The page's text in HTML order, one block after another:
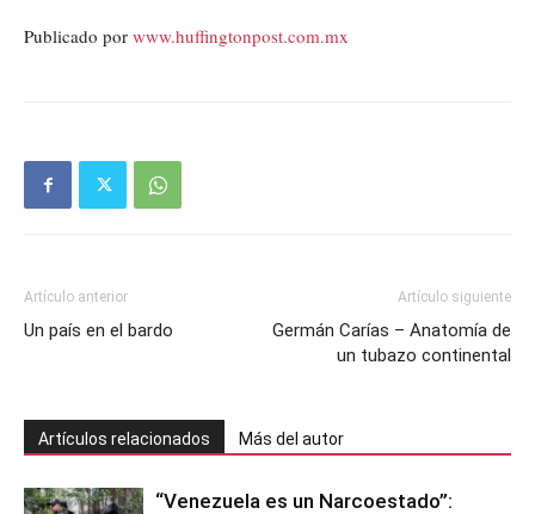
Publicado por www.huffingtonpost.com.mx
Artículo anterior
Un país en el bardo
Artículo siguiente
Germán Carías – Anatomía de
un tubazo continental
Artículos relacionados Más del autor
“Venezuela es un Narcoestado”: